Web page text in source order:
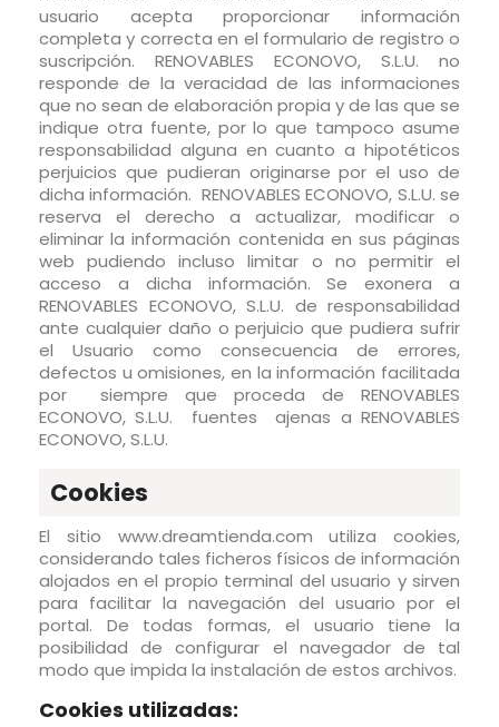
usuario acepta proporcionar información
completa y correcta en el formulario de registro o
suscripción. RENOVABLES ECONOVO, S.L.U. no
responde de la veracidad de las informaciones
que no sean de elaboración propia y de las que se
indique otra fuente, por lo que tampoco asume
responsabilidad alguna en cuanto a hipotéticos
perjuicios que pudieran originarse por el uso de
dicha información. RENOVABLES ECONOVO, S.L.U. se
reserva el derecho a actualizar, modificar o
eliminar la información contenida en sus páginas
web pudiendo incluso limitar o no permitir el
acceso a dicha información. Se exonera a
RENOVABLES ECONOVO, S.L.U. de responsabilidad
ante cualquier daño o perjuicio que pudiera sufrir
el Usuario como consecuencia de errores,
defectos u omisiones, en la información facilitada
por siempre que proceda de RENOVABLES
ECONOVO, S.L.U. fuentes ajenas a RENOVABLES
ECONOVO, S.L.U.
Cookies
El sitio www.dreamtienda.com utiliza cookies,
considerando tales ficheros físicos de información
alojados en el propio terminal del usuario y sirven
para facilitar la navegación del usuario por el
portal. De todas formas, el usuario tiene la
posibilidad de configurar el navegador de tal
modo que impida la instalación de estos archivos.
Cookies utilizadas: